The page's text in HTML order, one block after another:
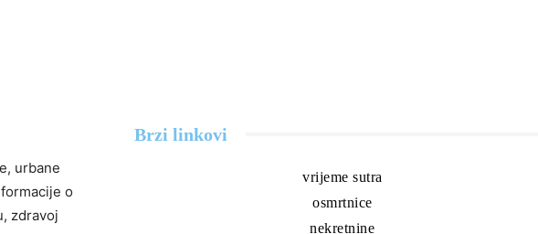
urbane
o
zdravoj
Brzi linkovi
vrijeme sutra
osmrtnice
nekretnine